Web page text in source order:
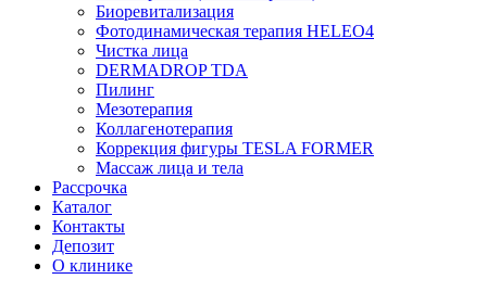
Биоревитализация
Фотодинамическая терапия HELEO4
Чистка лица
DERMADROP TDA
Пилинг
Мезотерапия
Коллагенотерапия
Коррекция фигуры TESLA FORMER
Массаж лица и тела
Рассрочка
Каталог
Контакты
Депозит
О клинике